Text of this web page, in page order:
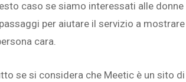
caso se siamo interessati alle donne
per aiutare il servizio a mostrare
cara.
se si considera che Meetic è un sito di